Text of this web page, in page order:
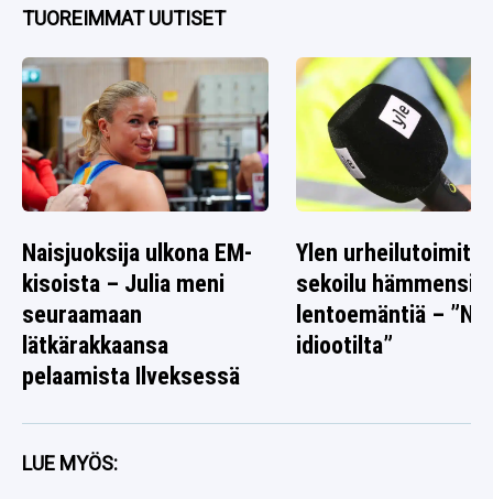
TUOREIMMAT UUTISET
Naisjuoksija ulkona EM-
kisoista – Julia meni
seuraamaan
lätkärakkaansa
pelaamista Ilveksessä
Ylen
sekoilu hämmensi
lentoemäntiä –
idiootilta”
LUE MYÖS: